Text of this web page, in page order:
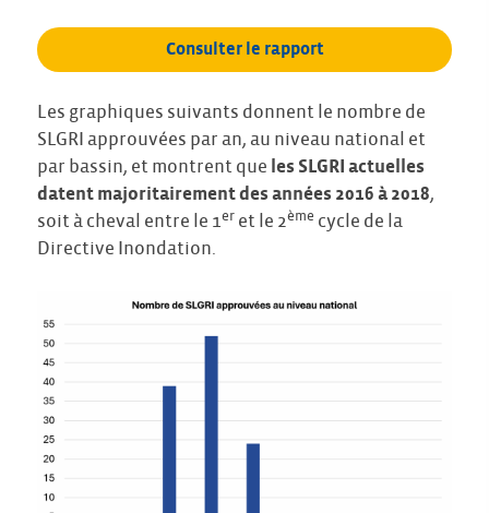
Consulter le rapport
Les graphiques suivants donnent le nombre de
SLGRI approuvées par an, au niveau national et
par bassin, et montrent que les SLGRI actuelles
datent majoritairement des années 2016 à 2018,
soit à cheval entre le 1er et le 2ème cycle de la
Directive Inondation.